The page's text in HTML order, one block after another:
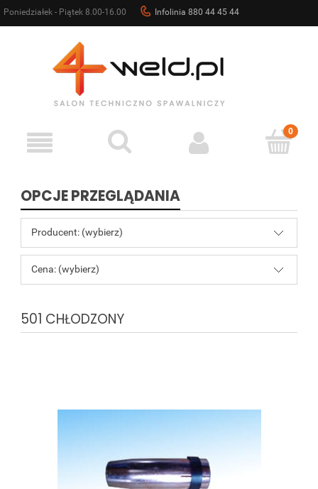
Poniedziałek - Piątek 8.00-16.00 Infolinia 880 44 45 44
OPCJE PRZEGLĄDANIA
Producent: (wybierz)
Cena: (wybierz)
501 CHŁODZONY